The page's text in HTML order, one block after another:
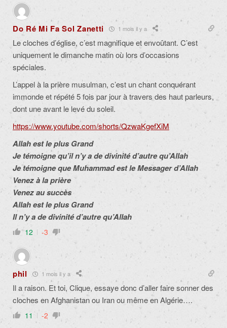
Do Ré Mi Fa Sol Zanetti 1 mois il y a
Le cloches d’église, c’est magnifique et envoûtant. C’est
uniquement le dimanche matin où lors d’occasions
spéciales.
L’appel à la prière musulman, c’est un chant conquérant
immonde et répété 5 fois par jour à travers des haut parleurs,
dont une avant le levé du soleil.
https://www.youtube.com/shorts/QzwaKgefXiM
Allah est le plus Grand
Je témoigne qu’il n’y a de divinité d’autre qu’Allah
Je témoigne que Muhammad est le Messager d’Allah
Venez à la prière
Venez au succès
Allah est le plus Grand
Il n’y a de divinité d’autre qu’Allah
12 -3
phil 1 mois il y a
Il a raison. Et toi, Clique, essaye donc d’aller faire sonner des
cloches en Afghanistan ou Iran ou même en Algérie….
11 -2